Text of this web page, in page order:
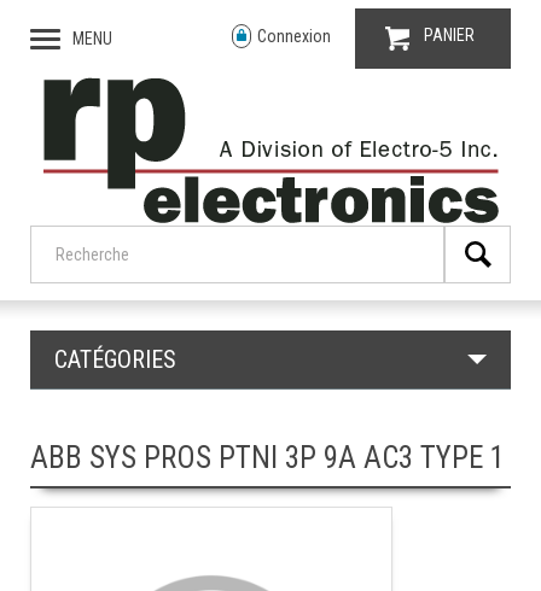
MENU Connexion PANIER
CATÉGORIES
ABB SYS PROS PTNI 3P 9A AC3 TYPE 1